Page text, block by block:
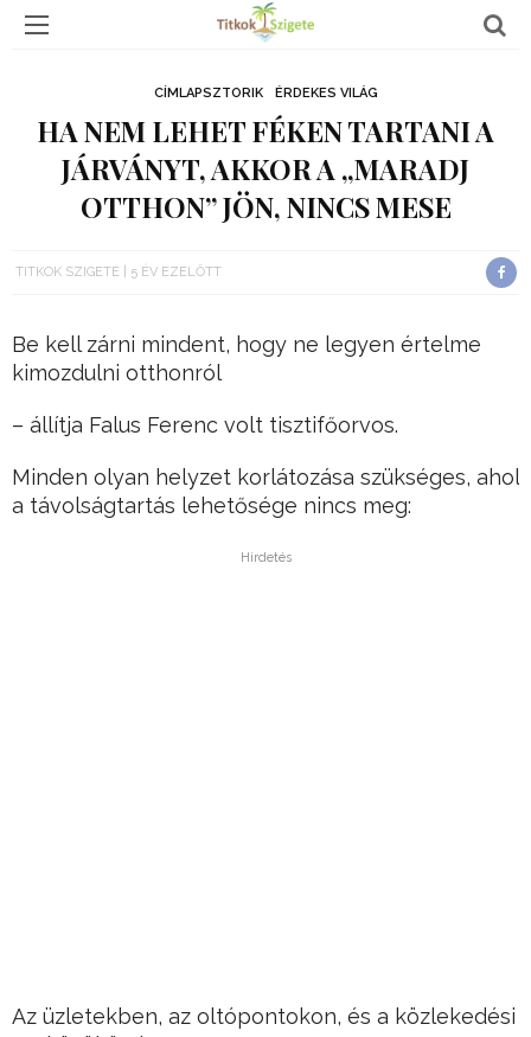
CÍMLAPSZTORIK ÉRDEKES VILÁG
HA NEM LEHET FÉKEN TARTANI A
JÁRVÁNYT, AKKOR A „MARADJ
OTTHON” JÖN, NINCS MESE
TITKOK SZIGETE 5 ÉV EZELŐTT
Be kell zárni mindent, hogy ne legyen értelme
kimozdulni otthonról
– állítja Falus Ferenc volt tisztifőorvos.
Minden olyan helyzet korlátozása szükséges, ahol
a távolságtartás lehetősége nincs meg:
Hirdetés
Az üzletekben, az oltópontokon, és a közlekedési